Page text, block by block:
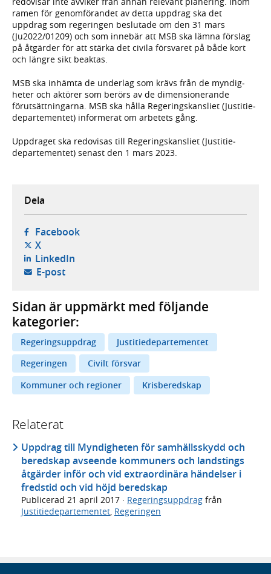
ramen för genom­förandet av detta uppdrag ska det
uppdrag som regeringen beslutade om den 31 mars
(Ju2022/01209) och som inne­bär att MSB ska lämna förslag
på åtgärder för att stärka det civila försvaret på både kort
och längre sikt beaktas.
MSB ska inhämta de underlag som krävs från de myndig­
heter och aktörer som berörs av de dimen­sionerande
förutsätt­ningarna. MSB ska hålla Regerings­kansliet (Justitie­
departe­mentet) infor­merat om arbetets gång.
Uppdraget ska redo­visas till Regerings­kansliet (Justitie­
departe­mentet) senast den 1 mars 2023.
Dela
Facebook- öppnas i ny flik, extern webbplats,
X- öppnas i ny flik, extern webbplats,
LinkedIn- öppnas i ny flik, extern webbplats,
E-post- öppnar din e-postklient,
Sidan är uppmärkt med följande
kategorier:
Regeringsuppdrag
Justitiedepartementet
Regeringen
Civilt försvar
Kommuner och regioner
Krisberedskap
Relaterat
Uppdrag till Myndigheten för samhällsskydd och
beredskap avseende kommuners och landstings
åtgärder inför och vid extraordinära händelser i
fredstid och vid höjd beredskap
Publicerad 21 april 2017 · Regeringsuppdrag från
Justitiedepartementet, Regeringen